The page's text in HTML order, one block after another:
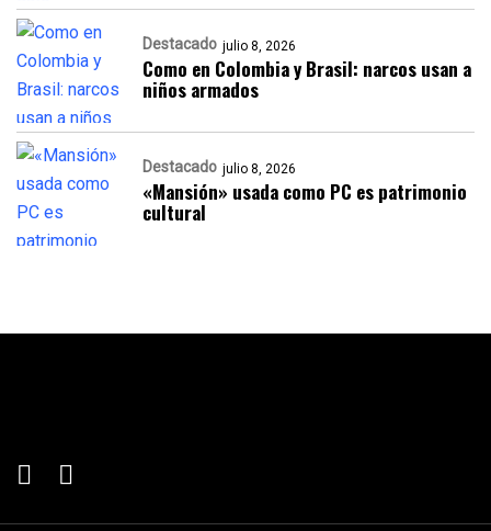
Destacado julio 8, 2026
Como en Colombia y Brasil: narcos usan a
niños armados
Destacado julio 8, 2026
«Mansión» usada como PC es patrimonio
cultural